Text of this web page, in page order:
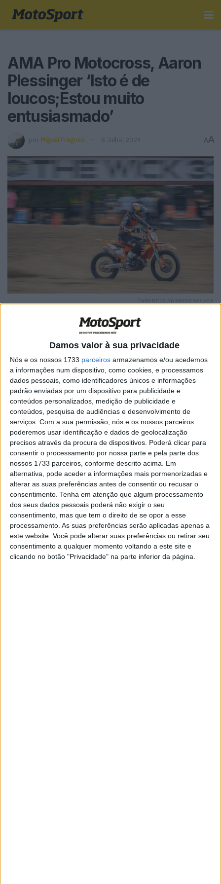
Damos valor à sua privacidade
Nós e os nossos 1733 parceiros armazenamos e/ou acedemos
a informações num dispositivo, como cookies, e processamos
dados pessoais, como identificadores únicos e informações
padrão enviadas por um dispositivo para publicidade e
conteúdos personalizados, medição de publicidade e
conteúdos, pesquisa de audiências e desenvolvimento de
serviços. Com a sua permissão, nós e os nossos parceiros
poderemos usar identificação e dados de geolocalização
precisos através da procura de dispositivos. Poderá clicar para
consentir o processamento por nossa parte e pela parte dos
nossos 1733 parceiros, conforme descrito acima. Em
alternativa, pode aceder a informações mais pormenorizadas e
alterar as suas preferências antes de consentir ou recusar o
consentimento. Tenha em atenção que algum processamento
dos seus dados pessoais poderá não exigir o seu
consentimento, mas que tem o direito de se opor a esse
processamento. As suas preferências serão aplicadas apenas a
este website. Você pode alterar suas preferências ou retirar seu
consentimento a qualquer momento voltando a este site e
clicando no botão "Privacidade" na parte inferior da página.
AMA Pro Motocross, Aaron
Plessinger ‘Isto é de
loucos;Estou muito
entusiasmado’
por Miguel Fragoso 8 Julho, 2024 AA
Fonte:https://promotocross.com
🔊 Ouvir artigo
Aaron Plessinger terminou o AMA Pro Motocross em
RedBud na segunda posição. O piloto da Red Bull KTM
Factory Racing mostrou-se muito consistente durante
todo o fim de semana, conseguindo um resultado muito
positivo para o campeonato.
Em declarações após a corrida, segundo o site
https://promotocross.com, Plessinger falou sobre o
ambiente impressionante no circuito e da sua gestão
durante a corrida.
– Isto é de loucos. Nunca vi [a RedBud] com este aspeto
na minha vida. Fiz um bom arranque [na Moto 2], passei o
Anderson e depois coloquei a moto em modo cruzeiro.
Eles [Anderson e Lawrence] aproximaram-se um pouco,
por isso recuperei para me manter em segundo. A moto